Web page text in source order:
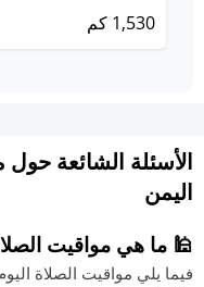
1,530 كم
الأسئلة الشائعة
اليمن
🕌 ما هي مواقيت
فيما يلي مواقيت الصلاة